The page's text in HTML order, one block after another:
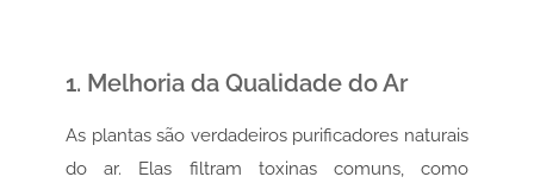
1. Melhoria da Qualidade do Ar
As plantas são verdadeiros purificadores naturais
do ar. Elas filtram toxinas comuns, como